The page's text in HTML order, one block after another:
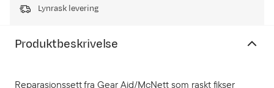
Lynrask levering
Produktbeskrivelse
Reparasjonssett fra Gear Aid/McNett som raskt fikser